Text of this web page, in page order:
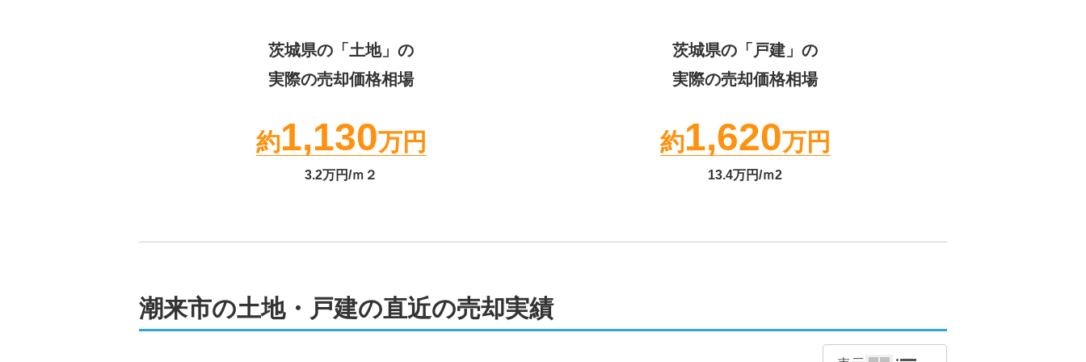
茨城県の「土地」の
実際の売却価格相場
約1,130万円
3.2万円/ｍ２
茨城県の「戸建」の
実際の売却価格相場
約1,620万円
13.4万円/ｍ2
潮来市の土地・戸建の直近の売却実績